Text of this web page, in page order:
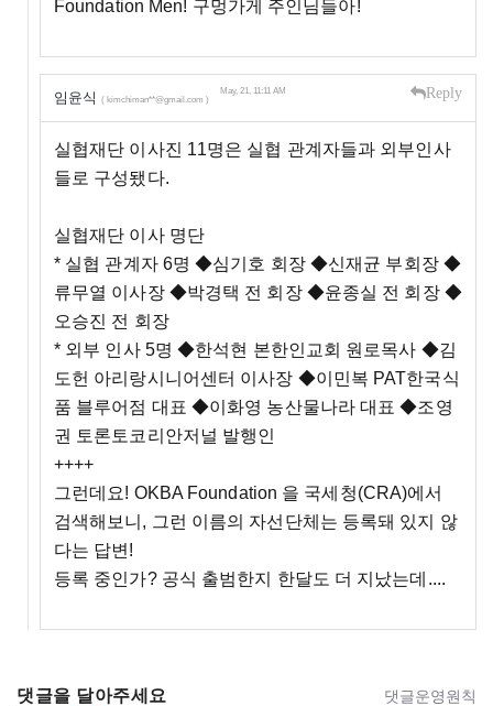
Foundation Men! 구멍가게 주인님들아!
임윤식 ( kimchiman**@gmail.com )
May, 21, 11:11 AM Reply
실협재단 이사진 11명은 실협 관계자들과 외부인사
들로 구성됐다.
실협재단 이사 명단
* 실협 관계자 6명 ◆심기호 회장 ◆신재균 부회장 ◆
류무열 이사장 ◆박경택 전 회장 ◆윤종실 전 회장 ◆
오승진 전 회장
* 외부 인사 5명 ◆한석현 본한인교회 원로목사 ◆김
도헌 아리랑시니어센터 이사장 ◆이민복 PAT한국식
품 블루어점 대표 ◆이화영 농산물나라 대표 ◆조영
권 토론토코리안저널 발행인
++++
그런데요! OKBA Foundation 을 국세청(CRA)에서
검색해보니, 그런 이름의 자선단체는 등록돼 있지 않
다는 답변!
등록 중인가? 공식 출범한지 한달도 더 지났는데....
댓글을 달아주세요 댓글운영원칙